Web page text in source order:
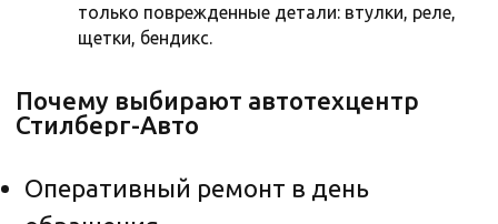
только поврежденные детали: втулки, реле,
щетки, бендикс.
Записаться на диагностику